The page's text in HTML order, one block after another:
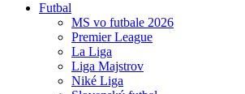
Futbal
MS vo futbale 2026
Premier League
La Liga
Liga Majstrov
Niké Liga